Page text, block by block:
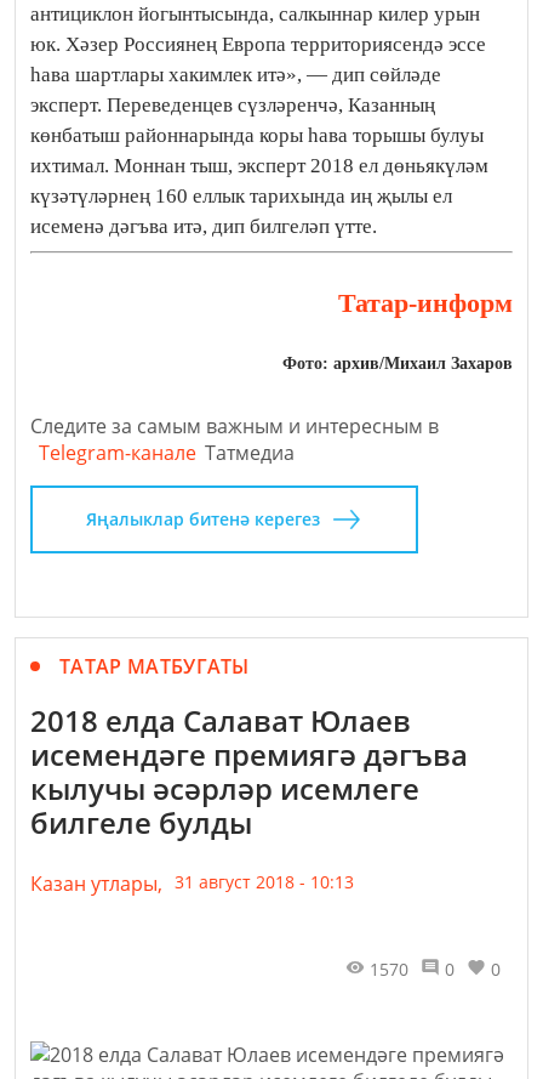
антициклон йогынтысында, салкыннар килер урын
юк. Хәзер Россиянең Европа территориясендә эссе
һава шартлары хакимлек итә», — дип сөйләде
эксперт. Переведенцев сүзләренчә, Казанның
көнбатыш районнарында коры һава торышы булуы
ихтимал. Моннан тыш, эксперт 2018 ел дөньякүләм
күзәтүләрнең 160 еллык тарихында иң җылы ел
исеменә дәгъва итә, дип билгеләп үтте.
Татар-информ
Фото: архив/Михаил Захаров
Следите за самым важным и интересным в
Telegram-канале Татмедиа
Яңалыклар битенә керегез
ТАТАР МАТБУГАТЫ
2018 елда Салават Юлаев
исемендәге премиягә дәгъва
кылучы әсәрләр исемлеге
билгеле булды
Казан утлары, 31 август 2018 - 10:13
1570 0 0